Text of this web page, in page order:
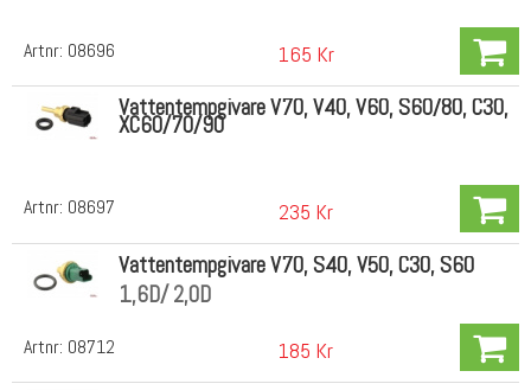
Artnr: 08696 165 Kr
Artnr: 08697
Vattentempgivare V70, V40, V60, S60/80, C30,
XC60/70/90
235 Kr
Artnr: 08712
Vattentempgivare V70, S40, V50, C30, S60
1,6D/ 2,0D
185 Kr